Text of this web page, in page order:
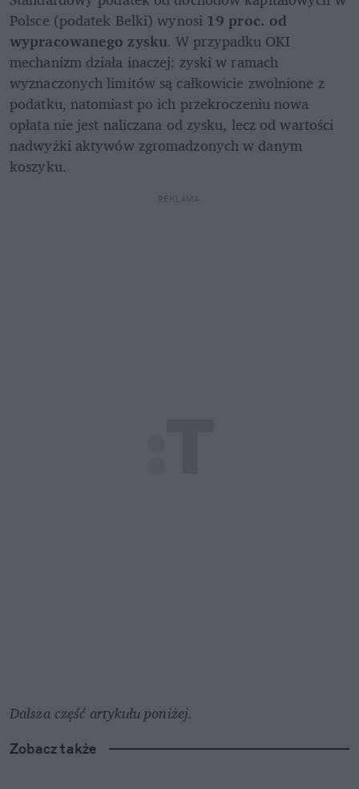
Polsce (podatek Belki) wynosi 19 proc. od
wypracowanego zysku. W przypadku OKI
mechanizm działa inaczej: zyski w ramach
wyznaczonych limitów są całkowicie zwolnione z
podatku, natomiast po ich przekroczeniu nowa
opłata nie jest naliczana od zysku, lecz od wartości
nadwyżki aktywów zgromadzonych w danym
koszyku.
REKLAMA
Dalsza część artykułu poniżej.
Zobacz także